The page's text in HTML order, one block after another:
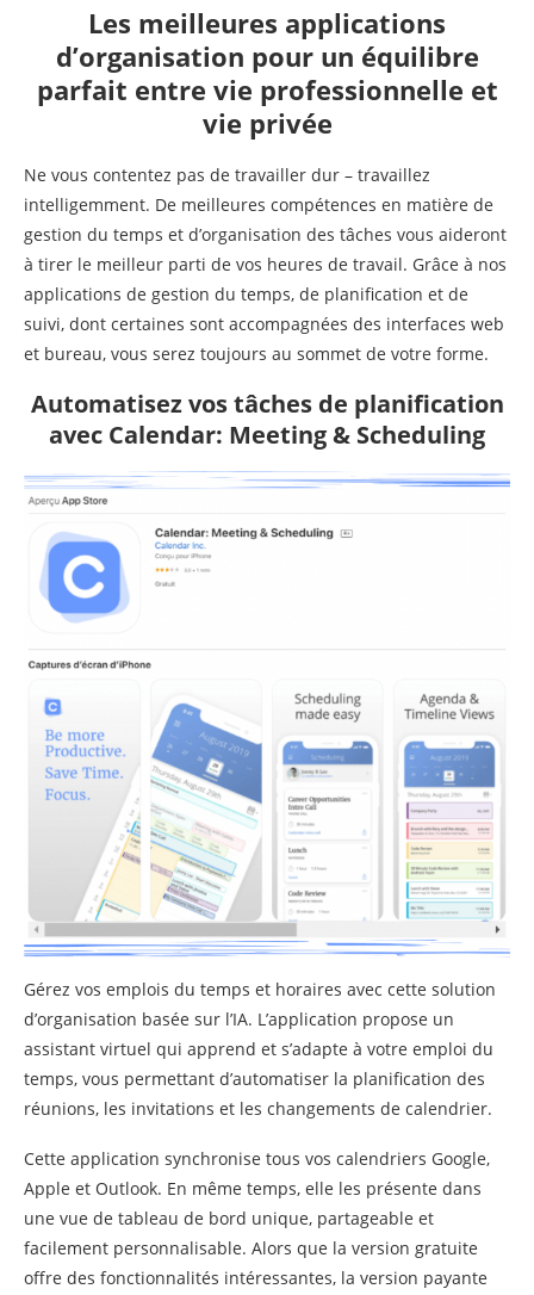
Les meilleures applications
d’organisation pour un équilibre
parfait entre vie professionnelle et
vie privée
Ne vous contentez pas de travailler dur – travaillez
intelligemment. De meilleures compétences en matière de
gestion du temps et d’organisation des tâches vous aideront
à tirer le meilleur parti de vos heures de travail. Grâce à nos
applications de gestion du temps, de planification et de
suivi, dont certaines sont accompagnées des interfaces web
et bureau, vous serez toujours au sommet de votre forme.
Automatisez vos tâches de planification
avec Calendar: Meeting & Scheduling
Gérez vos emplois du temps et horaires avec cette solution
d’organisation basée sur l’IA. L’application propose un
assistant virtuel qui apprend et s’adapte à votre emploi du
temps, vous permettant d’automatiser la planification des
réunions, les invitations et les changements de calendrier.
Cette application synchronise tous vos calendriers Google,
Apple et Outlook. En même temps, elle les présente dans
une vue de tableau de bord unique, partageable et
facilement personnalisable. Alors que la version gratuite
offre des fonctionnalités intéressantes, la version payante